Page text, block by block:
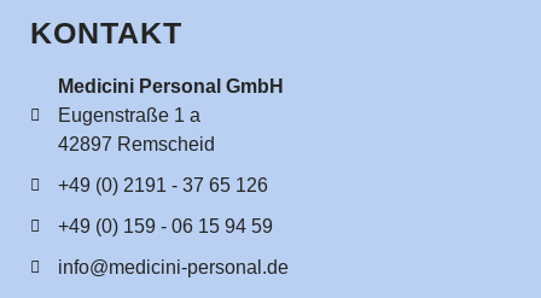
KONTAKT
Medicini Personal GmbH
Eugenstraße 1 a
42897 Remscheid
+49 (0) 2191 - 37 65 126
+49 (0) 159 - 06 15 94 59
info@medicini-personal.de